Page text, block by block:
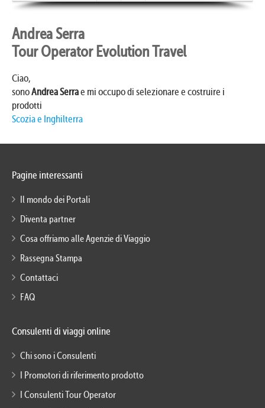
Andrea Serra
Tour Operator Evolution Travel
Ciao,
sonoAndrea Serrae mi occupo di selezionare e costruire i
prodotti
Scozia e Inghilterra
Pagine interessanti
Il mondo dei Portali
Diventa partner
Cosa offriamo alle Agenzie di Viaggio
Rassegna Stampa
Contattaci
FAQ
Consulenti di viaggi online
Chi sono i Consulenti
I Promotori di riferimento prodotto
I Consulenti Tour Operator